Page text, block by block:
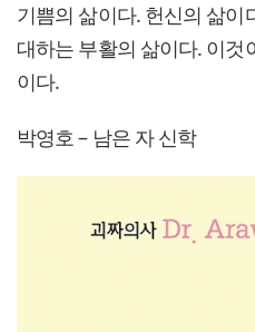
기쁨의 삶이다. 헌신의 삶이
대하는 부활의 삶이다. 이것
이다.
박영호 – 남은 자 신학